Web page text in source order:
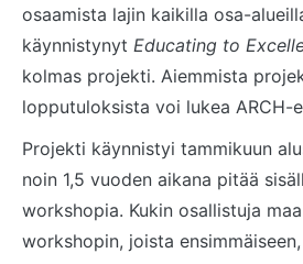
osaamista lajin kaikilla osa-
käynnistynyt Educating to
kolmas projekti. Aiemmista
lopputuloksista voi lukea ARCH-
Projekti käynnistyi tammikuun
noin 1,5 vuoden aikana pitää
workshopia. Kukin osallistuja
workshopin, joista